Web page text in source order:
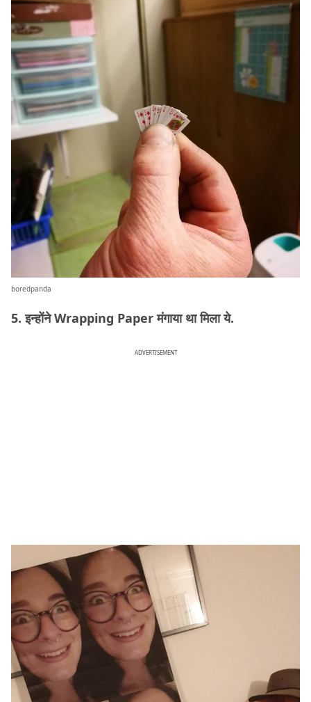
boredpanda
5. इन्होंने Wrapping Paper मंगाया था मिला ये.
ADVERTISEMENT